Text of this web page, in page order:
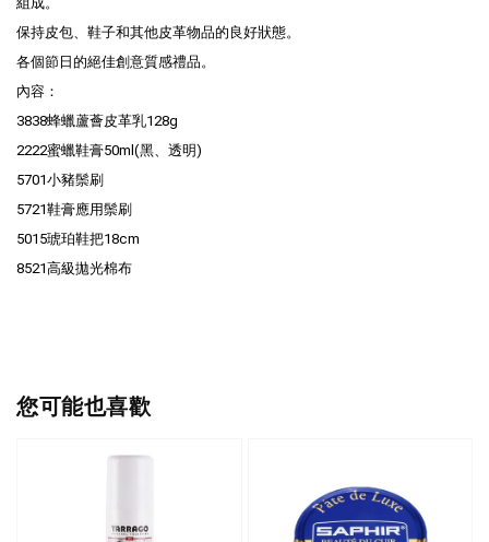
保持皮包、鞋子和其他皮革物品的良好狀態。
各個節日的絕佳創意質感禮品。
內容：
3838蜂蠟蘆薈皮革乳128g
2222蜜蠟鞋膏50ml(黑、透明)
5701小豬鬃刷
5721鞋膏應用鬃刷
5015琥珀鞋把18cm
8521高級拋光棉布
您可能也喜歡